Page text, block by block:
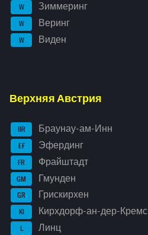
W Зиммеринг
W Веринг
W Виден
Верхняя Австрия
BR Браунау-ам-Инн
EF Эфердинг
FR Фрайштадт
GM Гмунден
GR Грискирхен
KI Кирхдорф-ан-дер-Кремс
L Линц